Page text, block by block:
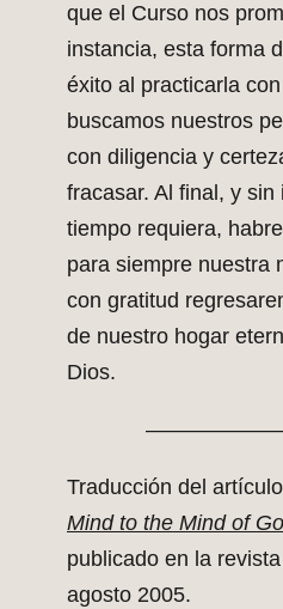
que el Curso nos
instancia, esta forma
éxito al practicarla
buscamos nuestros
con diligencia y
fracasar. Al final, y
tiempo requiera,
para siempre nuestra
con gratitud
de nuestro hogar
Dios.
Traducción del artículo
Mind to the Mind of
publicado en la
agosto 2005.